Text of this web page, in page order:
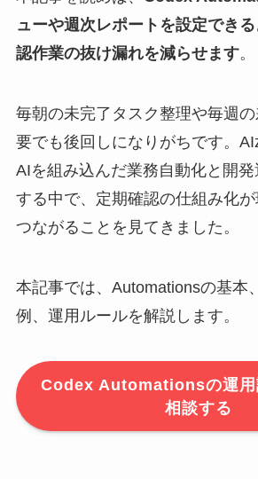
ューや週次レポートを設定でき
認作業の抜け漏れを減らせます。
毎朝の未完了タスク整理や毎週
要でも後回しになりがちです。
AIを組み込んだ業務自動化と開
する中で、定期確認の仕組み化
つながることを見てきました。
本記事では、Automationsの基本
例、運用ルールを解説します。
Codex Automationsの運用
相談する